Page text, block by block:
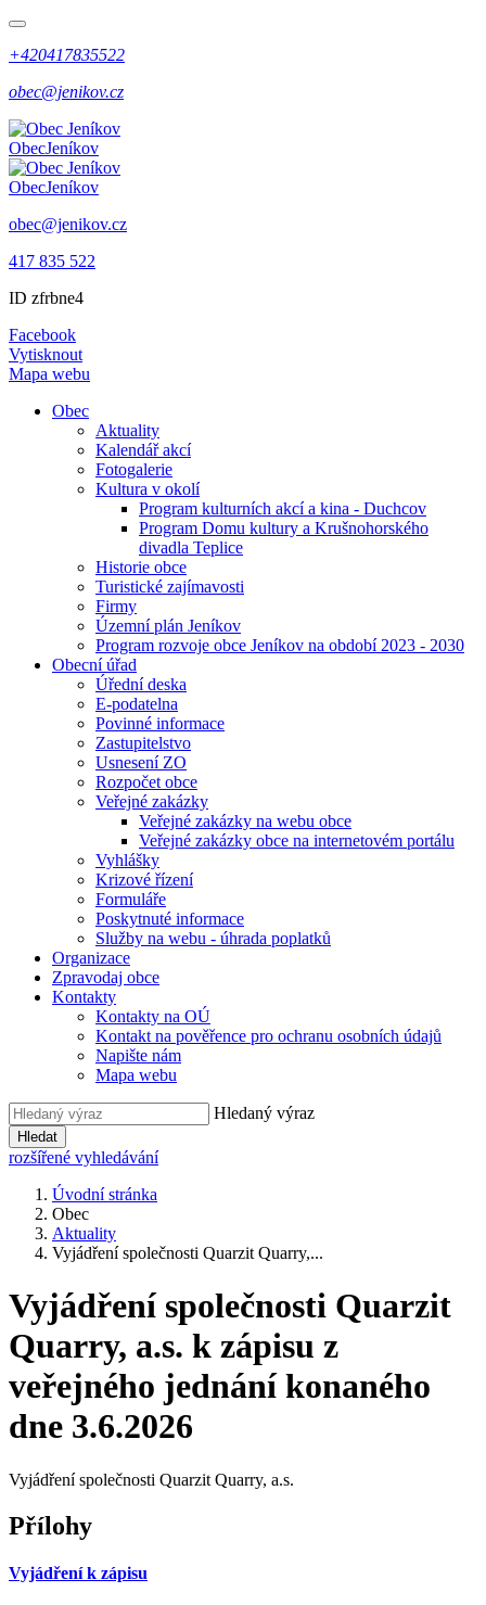
+420417835522
obec@jenikov.cz
ObecJeníkov
ObecJeníkov
obec@jenikov.cz
417 835 522
ID zfrbne4
Facebook
Vytisknout
Mapa webu
Obec
Aktuality
Kalendář akcí
Fotogalerie
Kultura v okolí
Program kulturních akcí a kina - Duchcov
Program Domu kultury a Krušnohorského
divadla Teplice
Historie obce
Turistické zajímavosti
Firmy
Územní plán Jeníkov
Program rozvoje obce Jeníkov na období 2023 - 2030
Obecní úřad
Úřední deska
E-podatelna
Povinné informace
Zastupitelstvo
Usnesení ZO
Rozpočet obce
Veřejné zakázky
Veřejné zakázky na webu obce
Veřejné zakázky obce na internetovém portálu
Vyhlášky
Krizové řízení
Formuláře
Poskytnuté informace
Služby na webu - úhrada poplatků
Organizace
Zpravodaj obce
Kontakty
Kontakty na OÚ
Kontakt na pověřence pro ochranu osobních údajů
Napište nám
Mapa webu
Hledaný výraz
Hledat
rozšířené vyhledávání
Úvodní stránka
Obec
Aktuality
Vyjádření společnosti Quarzit Quarry,...
Vyjádření společnosti Quarzit
Quarry, a.s. k zápisu z
veřejného jednání konaného
dne 3.6.2026
Vyjádření společnosti Quarzit Quarry, a.s.
Přílohy
Vyjádření k zápisu